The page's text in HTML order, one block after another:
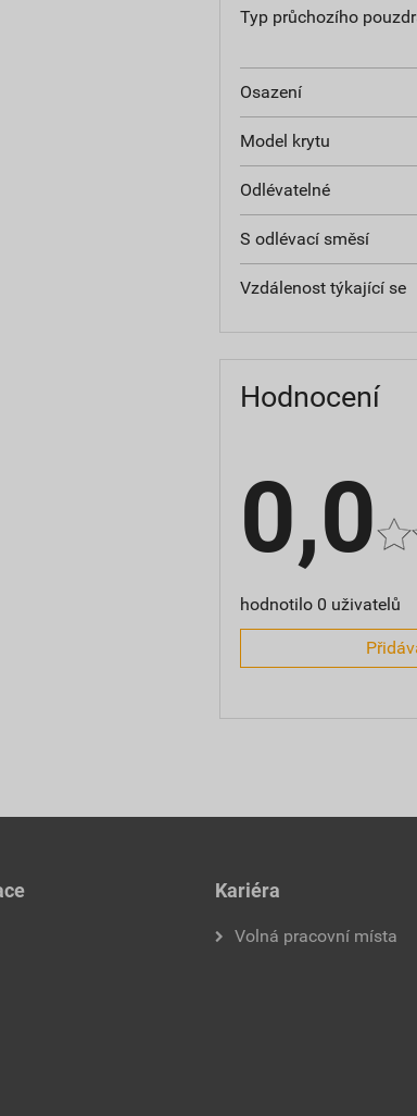
Typ průchozího
Osazení
Model krytu
Odlévatelné
S odlévací směsí
Vzdálenost týkající se
Hodnocení
0,0
hodnotilo 0 uživatelů
Kariéra
Volná pracovní místa